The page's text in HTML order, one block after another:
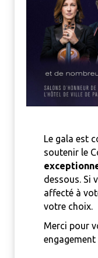
Le gala est
soutenir le
dessous. Si
affecté à
votre choix.
Merci pour